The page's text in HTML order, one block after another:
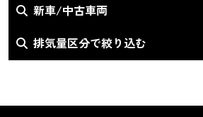
新車/中古車両
排気量区分で絞り込む